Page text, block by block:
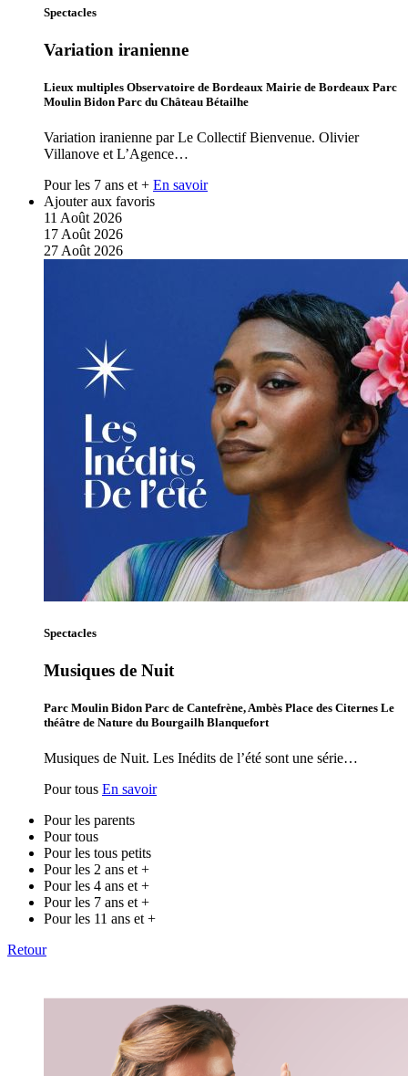
Spectacles
Variation iranienne
Lieux multiples Observatoire de Bordeaux Mairie de Bordeaux Parc
Moulin Bidon Parc du Château Bétailhe
Variation iranienne par Le Collectif Bienvenue. Olivier
Villanove et L’Agence…
Pour les 7 ans et + En savoir
Ajouter aux favoris
11 Août 2026
17 Août 2026
27 Août 2026
Spectacles
Musiques de Nuit
Parc Moulin Bidon Parc de Cantefrène, Ambès Place des Citernes Le
théâtre de Nature du Bourgailh Blanquefort
Musiques de Nuit. Les Inédits de l’été sont une série…
Pour tous En savoir
Pour les parents
Pour tous
Pour les tous petits
Pour les 2 ans et +
Pour les 4 ans et +
Pour les 7 ans et +
Pour les 11 ans et +
Retour